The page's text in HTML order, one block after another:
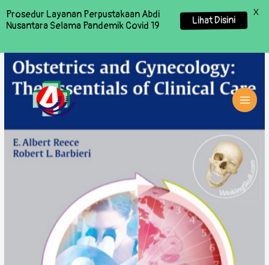
Prosedur Layanan Perpustakaan Abdi
Nusantara Selama Pandemik Covid 19
Lihat Disini
X